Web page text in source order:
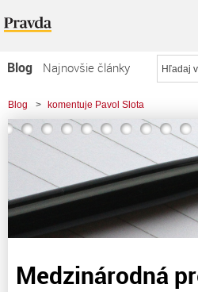
Blog
Najnovšie články
Najčítanejšie články
Najkomentovanejšie články
Zoznam blogov
Komerčné blogy
Blog > komentuje Pavol Slota
> Medzinárodná premiéra Voľba národa -
Medzinárodná